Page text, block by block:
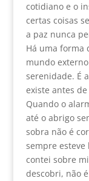
cotidiano e o
certas coisas
a paz nunca
Há uma forma
mundo
serenidade. É
existe antes
Quando o
até o abrigo
sobra não é
sempre
contei sobre
descobri, não